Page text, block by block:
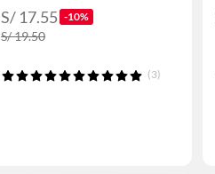
S/ 17.55 -10%
S/ 19.50
(3)